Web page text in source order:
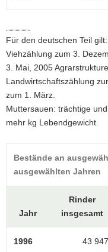
Für den deutschen Teil
Viehzählung zum 3.
3. Mai, 2005
Landwirtschaftszählung
zum 1. März.
Muttersauen: trächtige
mehr kg Lebendgewicht.
Bestände an
ausgewählten Jahren
Jahr
Rinder
insgesamt
1996 43 947